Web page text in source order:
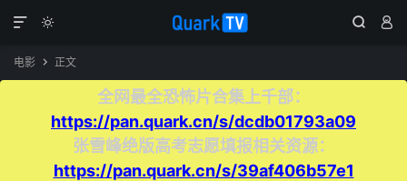
  

电影  正文
全网最全恐怖片合集上千部：
https://pan.quark.cn/s/dcdb01793a09
张雪峰绝版高考志愿填报相关资源：
https://pan.quark.cn/s/39af406b57e1